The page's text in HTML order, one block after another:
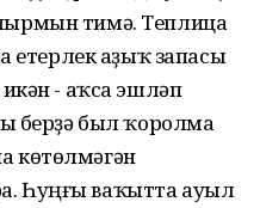
тимә. Теплица
аҙыҡ запасы
- аҡса эшләп
берҙә был ҡоролма
көтөлмәгән
Һуңғы ваҡытта ауыл